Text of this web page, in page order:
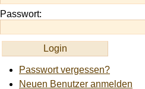
Passwort:
Passwort vergessen?
Neuen Benutzer anmelden